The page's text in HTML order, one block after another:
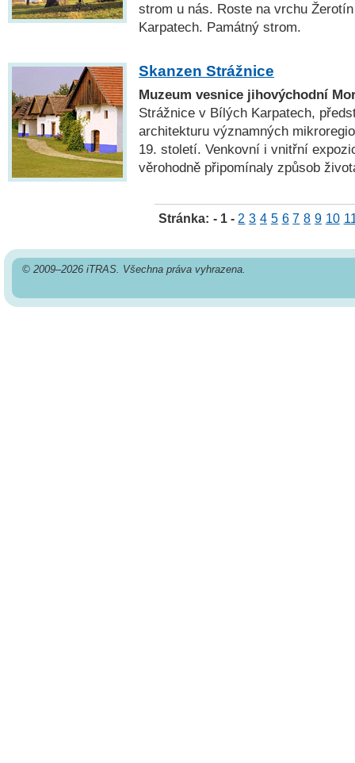
strom u nás. Roste na vrchu
Karpatech. Památný strom.
Skanzen Strážnice
Muzeum vesnice jihovýchodní
Strážnice v Bílých Karpatech,
architekturu významných
19. století. Venkovní i vnitřní
věrohodně připomínaly způsob
Stránka: - 1 - 2 3 4 5 6 7 8 9 10
© 2009–2026 iTRAS. Všechna práva vyhrazena.